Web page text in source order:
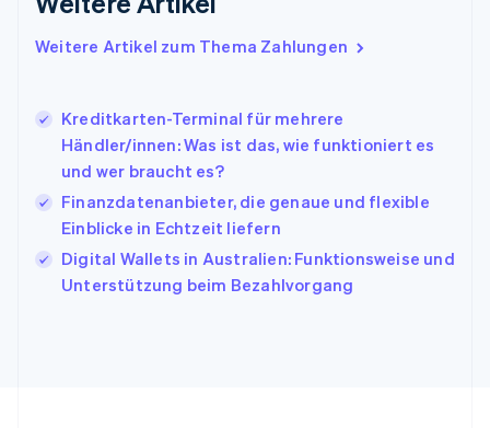
Weitere Artikel zum Thema Zahlungen
Kreditkarten-Terminal für mehrere
Händler/innen: Was ist das, wie funktioniert es
und wer braucht es?
Finanzdatenanbieter, die genaue und flexible
Einblicke in Echtzeit liefern
Digital Wallets in Australien: Funktionsweise und
Unterstützung beim Bezahlvorgang
Italien
日本語 English
EnglishFrançais
Kroatien
EnglishItaliano
Lettland
Liechtenstein
DeutschEnglish